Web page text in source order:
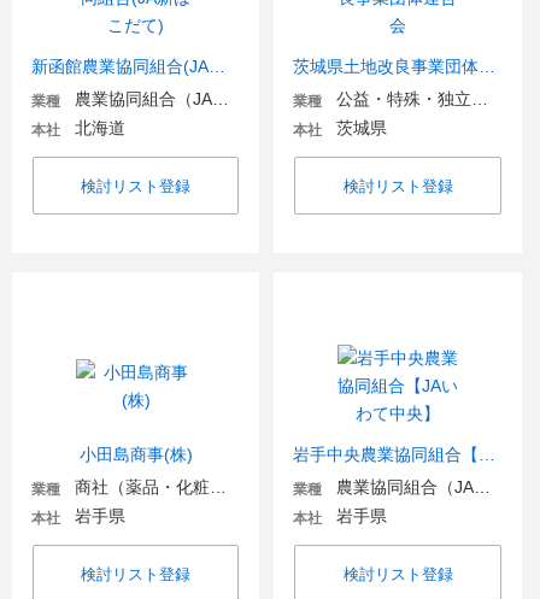
業種
本社 北海道
検討リスト登録
業種
本社 茨城県
検討リスト登録
小田島商事(株)
業種
本社 岩手県
検討リスト登録
業種
本社 岩手県
検討リスト登録